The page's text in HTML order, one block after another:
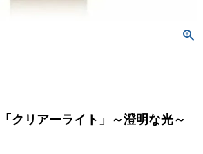
クリアーライト」～澄明な光～